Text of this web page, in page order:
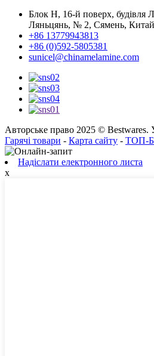
Блок H, 16-й поверх, будівля
Ляньцянь, № 2, Сямень,
+86 13779943813
+86 (0)592-5805381
sunicel@chinamelamine.com
Авторське право 2025 © Bestwares.
Гарячі товари - Карта сайту - ТОП-
Надіслати електронного листа
x